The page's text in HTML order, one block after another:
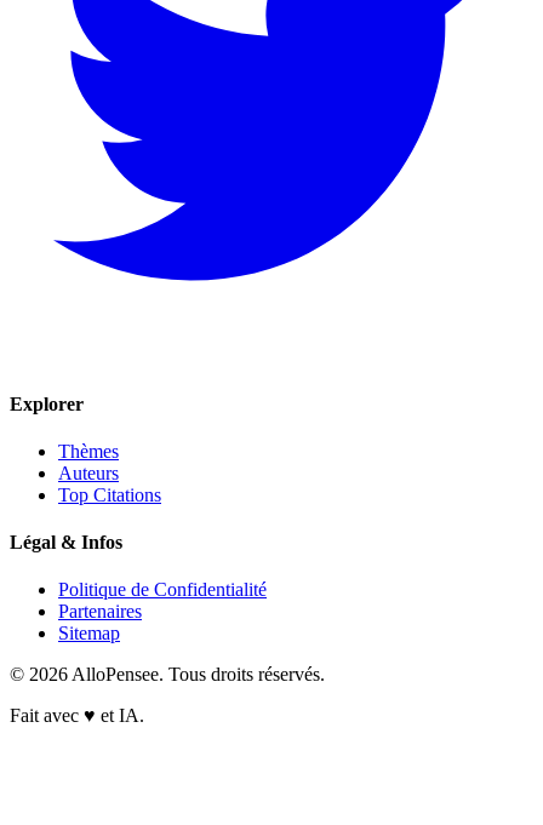
Explorer
Thèmes
Auteurs
Top Citations
Légal & Infos
Politique de Confidentialité
Partenaires
Sitemap
© 2026 AlloPensee. Tous droits réservés.
Fait avec ♥ et IA.